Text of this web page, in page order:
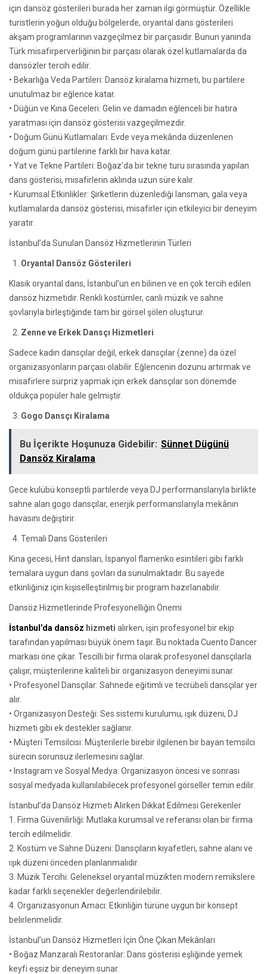
için dansöz gösterileri burada her zaman ilgi görmüştür. Özellikle
turistlerin yoğun olduğu bölgelerde, oryantal dans gösterileri
akşam programlarının vazgeçilmez bir parçasıdır. Bunun yanında
Türk misafirperverliğinin bir parçası olarak özel kutlamalarda da
dansözler tercih edilir.
• Bekarlığa Veda Partileri: Dansöz kiralama hizmeti, bu partilere
unutulmaz bir eğlence katar.
• Düğün ve Kına Geceleri: Gelin ve damadın eğlenceli bir hatıra
yaratması için dansöz gösterisi vazgeçilmezdir.
• Doğum Günü Kutlamaları: Evde veya mekânda düzenlenen
doğum günü partilerine farklı bir hava katar.
• Yat ve Tekne Partileri: Boğaz’da bir tekne turu sırasında yapılan
dans gösterisi, misafirlerin aklında uzun süre kalır.
• Kurumsal Etkinlikler: Şirketlerin düzenlediği lansman, gala veya
kutlamalarda dansöz gösterisi, misafirler için etkileyici bir deneyim
yaratır.
İstanbul’da Sunulan Dansöz Hizmetlerinin Türleri
Oryantal Dansöz Gösterileri
Klasik oryantal dans, İstanbul’un en bilinen ve en çok tercih edilen
dansöz hizmetidir. Renkli kostümler, canlı müzik ve sahne
şovlarıyla birleştiğinde tam bir görsel şölen oluşturur.
Zenne ve Erkek Dansçı Hizmetleri
Sadece kadın dansçılar değil, erkek dansçılar (zenne) da özel
organizasyonların parçası olabilir. Eğlencenin dozunu artırmak ve
misafirlere sürpriz yapmak için erkek dansçılar son dönemde
oldukça popüler hale gelmiştir.
Gogo Dansçı Kiralama
Bu İçerikte Hoşunuza Gidebilir: Sünnet Dügünü
Dansöz Kiralama
Gece kulübü konseptli partilerde veya DJ performanslarıyla birlikte
sahne alan gogo dansçılar, enerjik performanslarıyla mekânın
havasını değiştirir.
Temalı Dans Gösterileri
Kına gecesi, Hint dansları, İspanyol flamenko esintileri gibi farklı
temalara uygun dans şovları da sunulmaktadır. Bu sayede
etkinliğiniz için kişiselleştirilmiş bir program hazırlanabilir.
Dansöz Hizmetlerinde Profesyonelliğin Önemi
İstanbul’da dansöz hizmeti alırken, işin profesyonel bir ekip
tarafından yapılması büyük önem taşır. Bu noktada Cuento Dancer
markası öne çıkar. Tescilli bir firma olarak profesyonel dansçılarla
çalışır, müşterilerine kaliteli bir organizasyon deneyimi sunar.
• Profesyonel Dansçılar: Sahnede eğitimli ve tecrübeli dansçılar yer
alır.
• Organizasyon Desteği: Ses sistemi kurulumu, ışık düzeni, DJ
hizmeti gibi ek destekler sağlanır.
• Müşteri Temsilcisi: Müşterilerle birebir ilgilenen bir bayan temsilci
sürecin sorunsuz ilerlemesini sağlar.
• Instagram ve Sosyal Medya: Organizasyon öncesi ve sonrası
sosyal medyada kullanılabilecek profesyonel görseller temin edilir.
İstanbul’da Dansöz Hizmeti Alırken Dikkat Edilmesi Gerekenler
1. Firma Güvenilirliği: Mutlaka kurumsal ve referansı olan bir firma
tercih edilmelidir.
2. Kostüm ve Sahne Düzeni: Dansçıların kıyafetleri, sahne alanı ve
ışık düzeni önceden planlanmalıdır.
3. Müzik Tercihi: Geleneksel oryantal müzikten modern remikslere
kadar farklı seçenekler değerlendirilebilir.
4. Organizasyonun Amacı: Etkinliğin türüne uygun bir konsept
belirlenmelidir.
İstanbul’un Dansöz Hizmetleri İçin Öne Çıkan Mekânları
• Boğaz Manzaralı Restoranlar: Dans gösterisi eşliğinde yemek
keyfi eşsiz bir deneyim sunar.